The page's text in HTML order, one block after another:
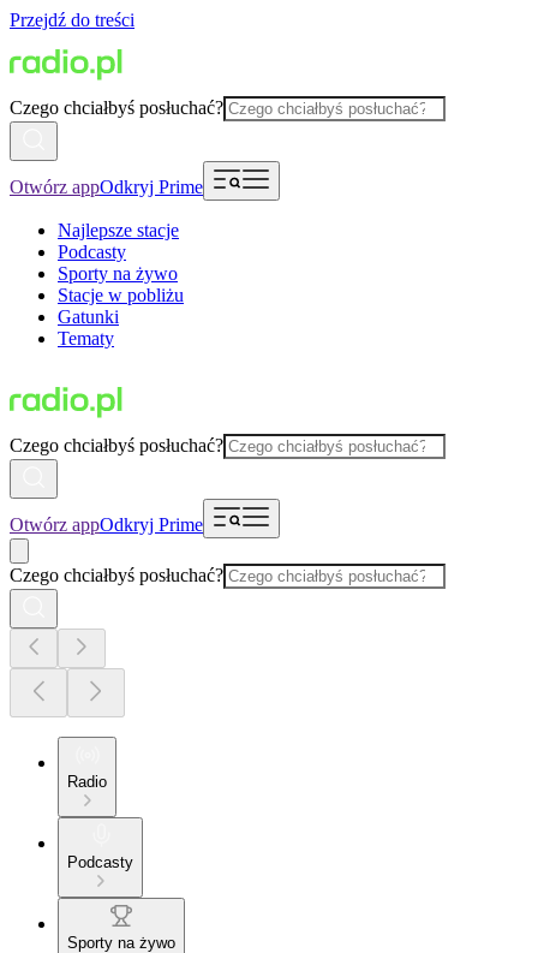
Przejdź do treści
Czego chciałbyś posłuchać?
Otwórz appOdkryj Prime
Najlepsze stacje
Podcasty
Sporty na żywo
Stacje w pobliżu
Gatunki
Tematy
Czego chciałbyś posłuchać?
Otwórz appOdkryj Prime
Czego chciałbyś posłuchać?
Radio
Podcasty
Sporty na żywo